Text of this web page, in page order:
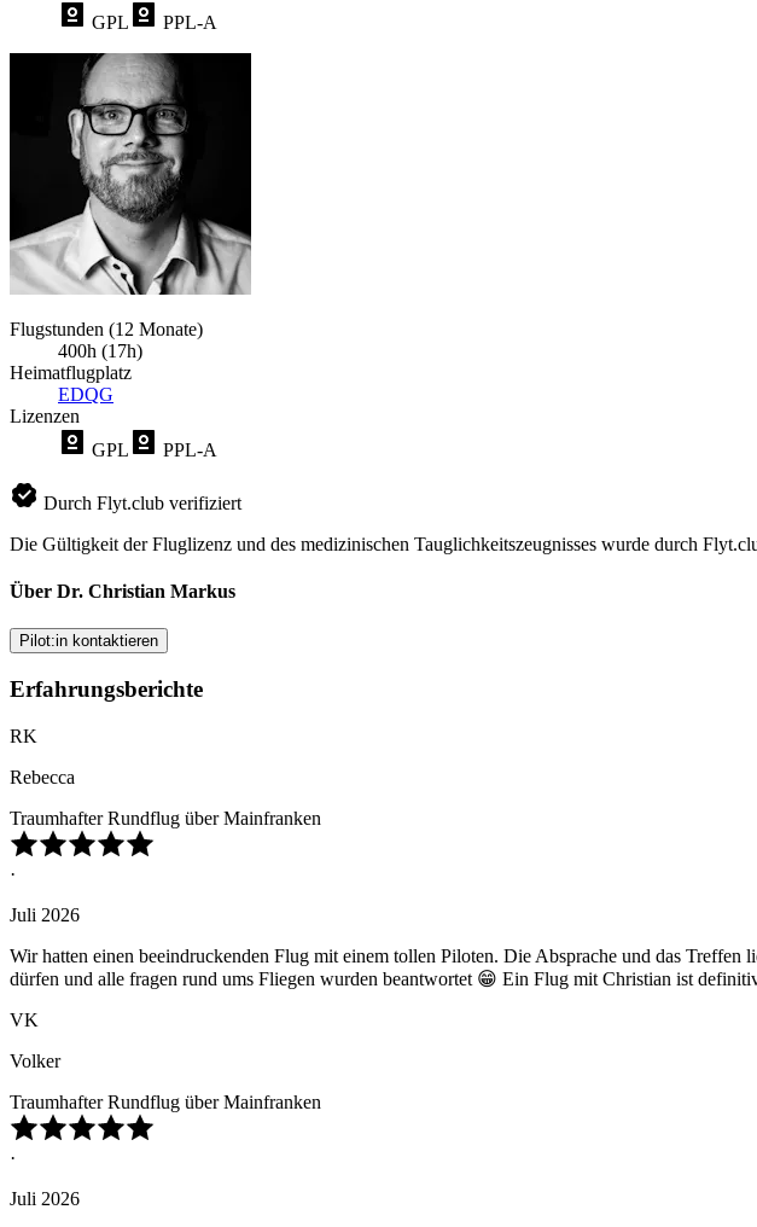
GPL
PPL-A
Flugstunden (12 Monate)
400h (17h)
Heimatflugplatz
EDQG
Lizenzen
GPL
PPL-A
Durch Flyt.club verifiziert
Die Gültigkeit der Fluglizenz und des medizinischen Tauglichkeitszeugnisses wurde durch
Über Dr. Christian Markus
Pilot:in kontaktieren
Erfahrungsberichte
RK
Rebecca
Traumhafter Rundflug über Mainfranken
·
Juli 2026
Wir hatten einen beeindruckenden Flug mit einem tollen Piloten. Die Absprache und das
dürfen und alle fragen rund ums Fliegen wurden beantwortet 😁 Ein Flug mit Christian ist
VK
Volker
Traumhafter Rundflug über Mainfranken
·
Juli 2026